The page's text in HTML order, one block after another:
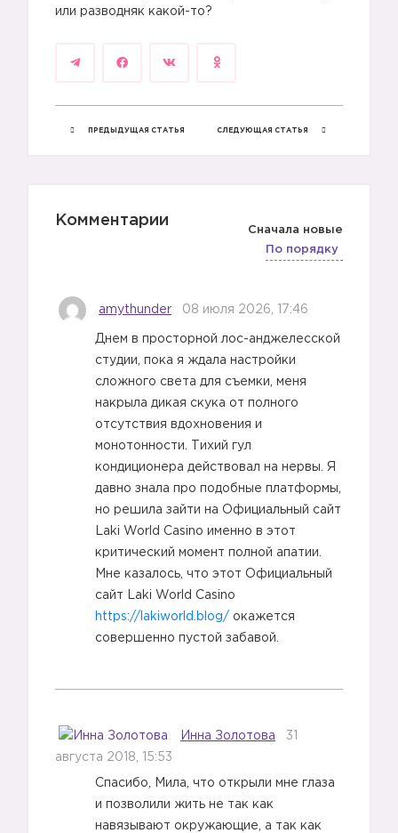
или разводняк какой-то?
ПРЕДЫДУЩАЯ СТАТЬЯ СЛЕДУЮЩАЯ СТАТЬЯ
Комментарии
Сначала новые
По порядку
amythunder 08 июля 2026, 17:46
Днем в просторной лос-анджелесской
студии, пока я ждала настройки
сложного света для съемки, меня
накрыла дикая скука от полного
отсутствия вдохновения и
монотонности. Тихий гул
кондиционера действовал на нервы. Я
давно знала про подобные платформы,
но решила зайти на Официальный сайт
Laki World Casino именно в этот
критический момент полной апатии.
Мне казалось, что этот Официальный
сайт Laki World Casino
https://lakiworld.blog/ окажется
совершенно пустой забавой.
Инна Золотова 31
августа 2018, 15:53
Спасибо, Мила, что открыли мне глаза
и позволили жить не так как
навязывают окружающие, а так как